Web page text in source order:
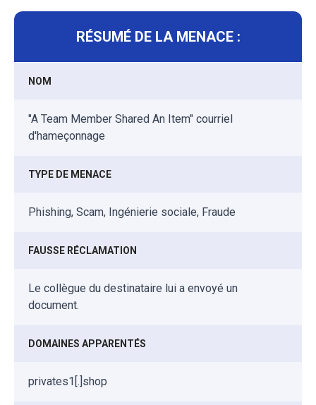
RÉSUMÉ DE LA MENACE :
NOM
"A Team Member Shared An Item" courriel
d'hameçonnage
TYPE DE MENACE
Phishing, Scam, Ingénierie sociale, Fraude
FAUSSE RÉCLAMATION
Le collègue du destinataire lui a envoyé un
document.
DOMAINES APPARENTÉS
privates1[.]shop